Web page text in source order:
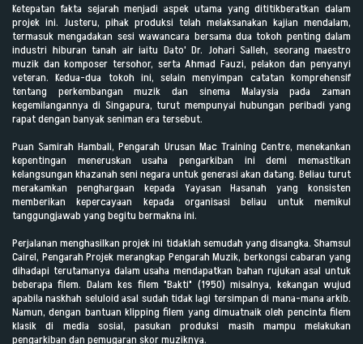
Ketepatan fakta sejarah menjadi aspek utama yang dititikberatkan dalam
projek ini. Justeru, pihak produksi telah melaksanakan kajian mendalam,
termasuk mengadakan sesi wawancara bersama dua tokoh penting dalam
industri hiburan tanah air iaitu Dato' Dr. Johari Salleh, seorang maestro
muzik dan komposer tersohor, serta Ahmad Fauzi, pelakon dan penyanyi
veteran. Kedua-dua tokoh ini, selain menyimpan catatan komprehensif
tentang perkembangan muzik dan sinema Malaysia pada zaman
kegemilangannya di Singapura, turut mempunyai hubungan peribadi yang
rapat dengan banyak seniman era tersebut.
Puan Samirah Hambali, Pengarah Urusan Mac Training Centre, menekankan
kepentingan meneruskan usaha pengarkiban ini demi memastikan
kelangsungan khazanah seni negara untuk generasi akan datang. Beliau turut
merakamkan penghargaan kepada Yayasan Hasanah yang konsisten
memberikan kepercayaan kepada organisasi beliau untuk memikul
tanggungjawab yang begitu bermakna ini.
Perjalanan menghasilkan projek ini tidaklah semudah yang disangka. Shamsul
Cairel, Pengarah Projek merangkap Pengarah Muzik, berkongsi cabaran yang
dihadapi terutamanya dalam usaha mendapatkan bahan rujukan asal untuk
beberapa filem. Dalam kes filem "Bakti" (1950) misalnya, kekangan wujud
apabila naskhah seluloid asal sudah tidak lagi tersimpan di mana-mana arkib.
Namun, dengan bantuan klipping filem yang dimuatnaik oleh pencinta filem
klasik di media sosial, pasukan produksi masih mampu melakukan
pengarkiban dan pemugaran skor muziknya.